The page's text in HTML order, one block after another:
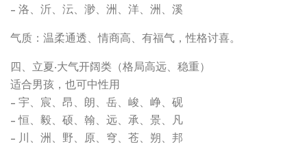
- 洛、沂、沄、渺、洲、洋、洲、溪
气质：温柔通透、情商高、有福气，性格讨喜。
四、立夏·大气开阔类（格局高远、稳重）
适合男孩，也可中性用
- 宇、宸、昂、朗、岳、峻、峥、砚
- 恒、毅、硕、翰、远、承、景、凡
- 川、洲、野、原、穹、苍、朔、邦